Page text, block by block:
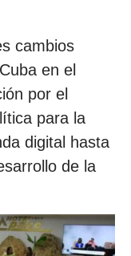
cambios
en el
por el
para la
digital hasta
de la